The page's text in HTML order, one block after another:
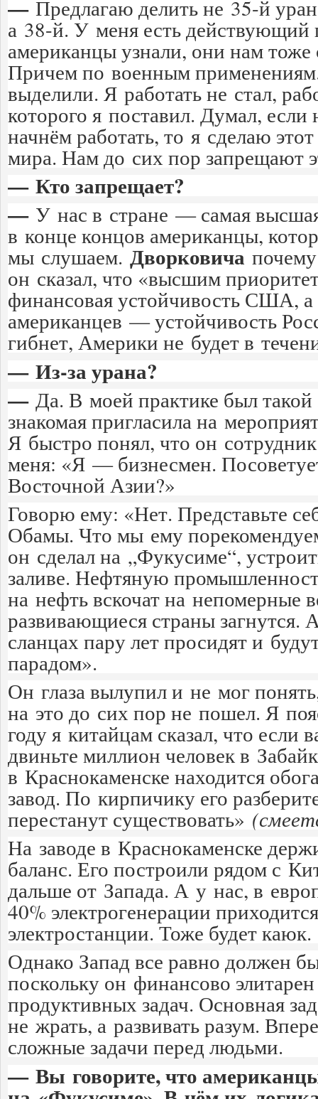
— Предлагаю делить не 35-й
а 38-й. У меня есть действующий
американцы узнали, они нам тоже
Причем по военным
выделили. Я работать не стал,
которого я поставил. Думал, если
начнём работать, то я сделаю
мира. Нам до сих пор запрещают
— Кто запрещает?
— У нас в стране — самая
в конце концов американцы,
мы слушаем. Дворковича
он сказал, что «высшим
финансовая устойчивость США,
американцев — устойчивость
гибнет, Америки не будет в
— Из-за урана?
— Да. В моей практике был
знакомая пригласила на
Я быстро понял, что он
меня: «Я — бизнесмен.
Восточной Азии?»
Говорю ему: «Нет. Представьте
Обамы. Что мы ему
он сделал на „Фукусиме“,
заливе. Нефтяную
на нефть вскочат на непомерные
развивающиеся страны
сланцах пару лет просидят и
парадом».
Он глаза вылупил и не мог
на это до сих пор не пошел. Я
году я китайцам сказал, что если
двиньте миллион человек в
в Краснокаменске находится
завод. По кирпичику его
перестанут существовать»
На заводе в Краснокаменске
баланс. Его построили рядом с
дальше от Запада. А у нас, в
40% электрогенерации
электростанции. Тоже будет каюк.
Однако Запад все равно должен
поскольку он финансово
продуктивных задач. Основная
не жрать, а развивать разум.
сложные задачи перед людьми.
— Вы говорите, что